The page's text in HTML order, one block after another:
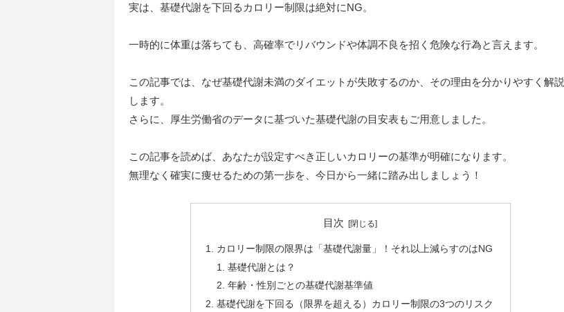
実は、基礎代謝を下回るカロリー制限は絶対にNG。
一時的に体重は落ちても、高確率でリバウンドや体調不良を招く危険な行為と言えます。
この記事では、なぜ基礎代謝未満のダイエットが失敗するのか、その理由を分かりやすく解説
します。
さらに、厚生労働省のデータに基づいた基礎代謝の目安表もご用意しました。
この記事を読めば、あなたが設定すべき正しいカロリーの基準が明確になります。
無理なく確実に痩せるための第一歩を、今日から一緒に踏み出しましょう！
目次
カロリー制限の限界は「基礎代謝量」！それ以上減らすのはNG
基礎代謝とは？
年齢・性別ごとの基礎代謝基準値
基礎代謝を下回る（限界を超える）カロリー制限の3つのリスク